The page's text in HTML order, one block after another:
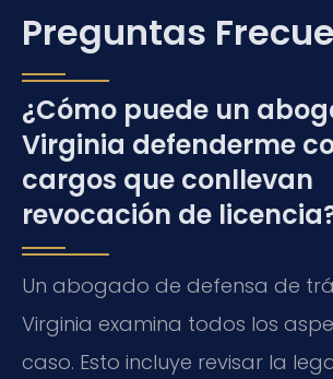
Preguntas
¿Cómo puede un
Virginia defenderme
cargos que conllevan
revocación de
Un abogado de defensa de
Virginia examina todos los
caso. Esto incluye revisar la